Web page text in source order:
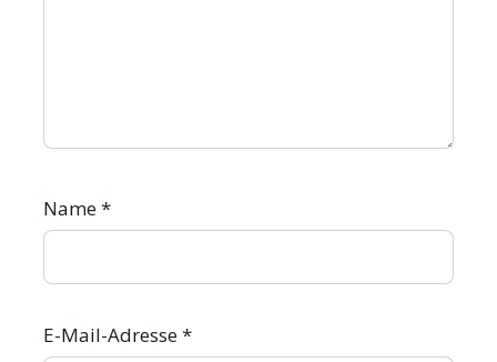
Name*
E-Mail-Adresse*